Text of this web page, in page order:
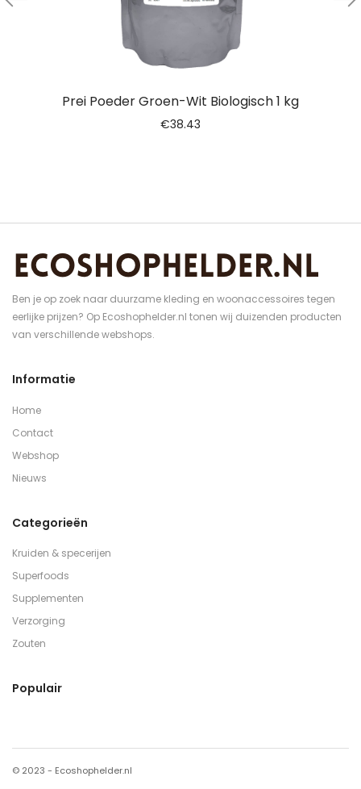
Prei Poeder Groen-Wit Biologisch 1 kg
€38.43
Ben je op zoek naar duurzame kleding en woonaccessoires tegen
eerlijke prijzen? Op Ecoshophelder.nl tonen wij duizenden producten
van verschillende webshops.
Informatie
Home
Contact
Webshop
Nieuws
Categorieën
Kruiden & specerijen
Superfoods
Supplementen
Verzorging
Zouten
Populair
© 2023 - Ecoshophelder.nl